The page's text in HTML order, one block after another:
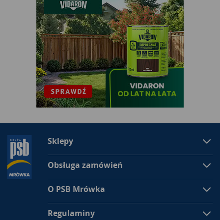
może pomóc utrzymać ubrania w lepszej kondycji
wizualnej i ograniczyć konieczność wielokrotnego
prania tych samych rzeczy. Odplamiacz w żelu Oxi
Action Pink 1 l Vanish to funkcjonalny wybór do
codziennej pielęgnacji prania w domu. Produkt łączy
wygodną formę aplikacji, uniwersalne zastosowanie i
skuteczne wsparcie w walce z plamami na kolorowych
tkaninach.
Sklepy
Obsługa zamówień
O PSB Mrówka
Regulaminy